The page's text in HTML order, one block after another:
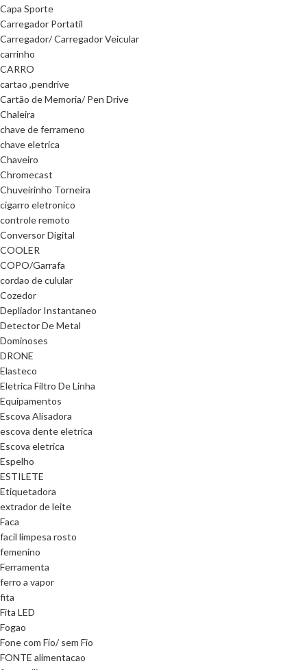
Capa Sporte
Carregador Portatil
Carregador/ Carregador Veicular
carrinho
CARRO
cartao ,pendrive
Cartão de Memoria/ Pen Drive
Chaleira
chave de ferrameno
chave eletrica
Chaveiro
Chromecast
Chuveirinho Torneira
cigarro eletronico
controle remoto
Conversor Digital
COOLER
COPO/Garrafa
cordao de culular
Cozedor
Depliador Instantaneo
Detector De Metal
Dominoses
DRONE
Elasteco
Eletrica Filtro De Linha
Equipamentos
Escova Alisadora
escova dente eletrica
Escova eletrica
Espelho
ESTILETE
Etiquetadora
extrador de leite
Faca
facil limpesa rosto
femenino
Ferramenta
ferro a vapor
fita
Fita LED
Fogao
Fone com Fio/ sem Fio
FONTE alimentacao